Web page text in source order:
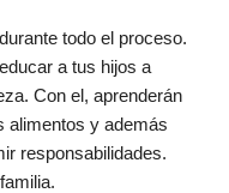
todo el proceso.
a tus hijos a
Con el, aprenderán
alimentos y además
responsabilidades.